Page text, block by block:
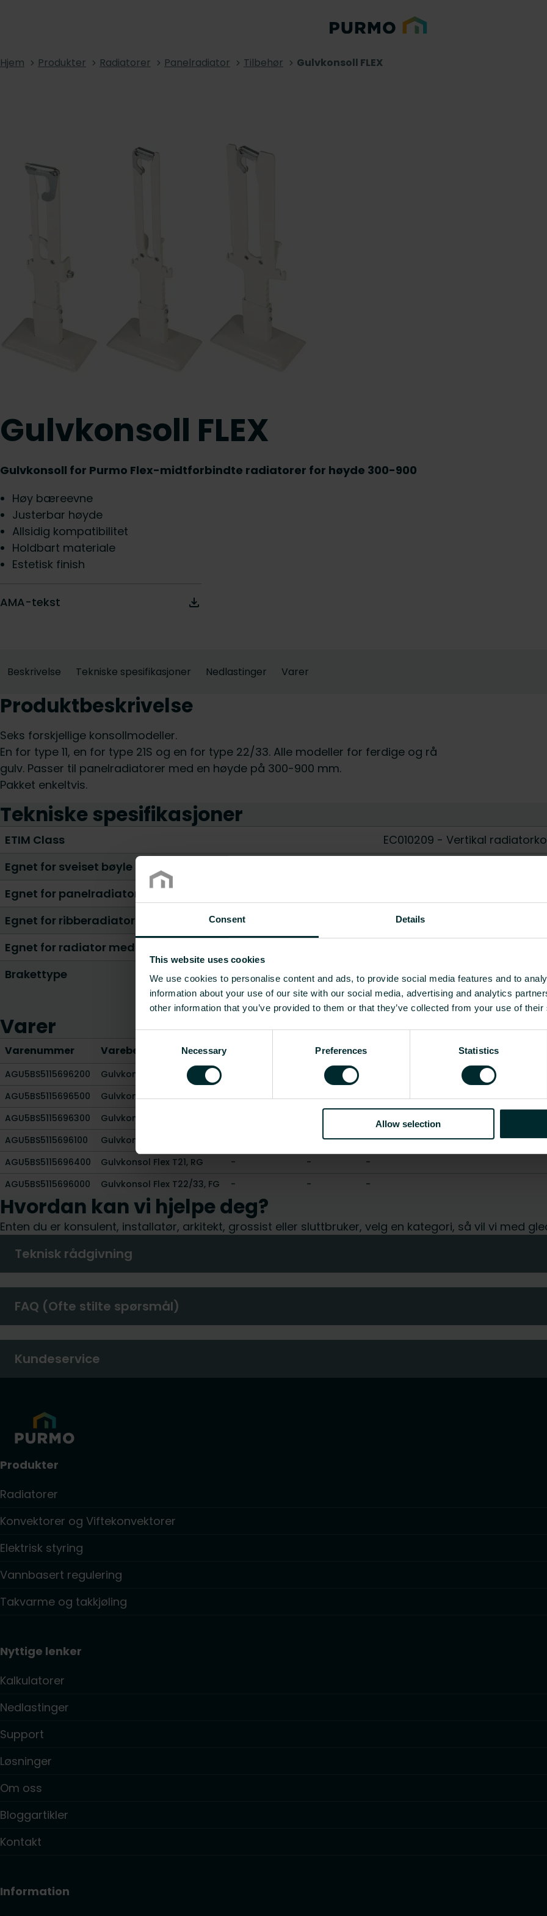
Consent Details
This website uses cookies
We use cookies to personalise content and ads, to provide social media features and to
information about your use of our site with our social media, advertising and analytics
other information that you’ve provided to them or that they’ve collected from your use of
Selection
Necessary Preferences Statistics
Allow selection
Hjem Produkter Radiatorer Panelradiator Tilbehør Gulvkonsoll FLEX
Gulvkonsoll FLEX
Gulvkonsoll for Purmo Flex-midtforbindte radiatorer for høyde 300-900
Høy bæreevne
Justerbar høyde
Allsidig kompatibilitet
Holdbart materiale
Estetisk finish
AMA-tekst
Beskrivelse Tekniske spesifikasjoner Nedlastinger Varer
Produktbeskrivelse
Seks forskjellige konsollmodeller.
En for type 11, en for type 21S og en for type 22/33. Alle modeller for ferdige og rå
gulv. Passer til panelradiatorer med en høyde på 300-900 mm.
Pakket enkeltvis.
Tekniske spesifikasjoner
ETIM Class
EC010209 - Vertikal
Egnet for sveiset bøyle på radiator
Egnet for panelradiator
Egnet for ribberadiator
Ja
Egnet for radiator med rund/skarp topp
Brakettype
Gjengeende
Vis alle
Varer
Varenummer Varebeskrivelse Vekt [kg] CO2/Kg ekvivalent per kg materiale
AGU5BS5115696200 Gulvkonsol Flex T11, FG
AGU5BS5115696500
Gulvkonsol Flex T11, RG - -
-
AGU5BS5115696300
Gulvkonsol Flex T22/33, RG
AGU5BS5115696100
Gulvkonsol Flex T21, FG
-
AGU5BS5115696400
Gulvkonsol Flex T21, RG - -
-
AGU5BS5115696000
Gulvkonsol Flex T22/33, FG - - -
Hvordan kan vi hjelpe deg?
Enten du er konsulent, installatør, arkitekt, grossist eller sluttbruker, velg en kategori, så vil vi med
Teknisk rådgivning
FAQ (Ofte stilte spørsmål)
Kundeservice
Produkter
Radiatorer
Konvektorer og Viftekonvektorer
Elektrisk styring
Vannbasert regulering
Takvarme og takkjøling
Nyttige lenker
Kalkulatorer
Nedlastinger
Support
Løsninger
Om oss
Bloggartikler
Kontakt
Information